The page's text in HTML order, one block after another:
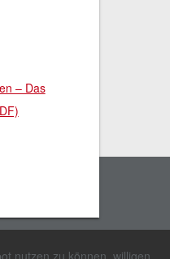
– Das
nutzen zu können, willigen